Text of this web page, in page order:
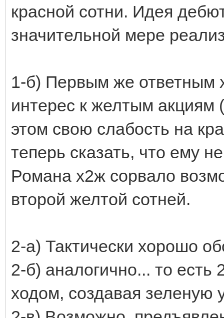
красной сотни. Идея
значительной мере
1-б) Первым же ответным
интерес к желтым акциям
этом свою слабость на
теперь сказать, что ему
Романа х2ж сорвало
второй желтой сотней.
2-а) Тактически хорошо
2-б) аналогично... то есть
ходом, создавая зеленую